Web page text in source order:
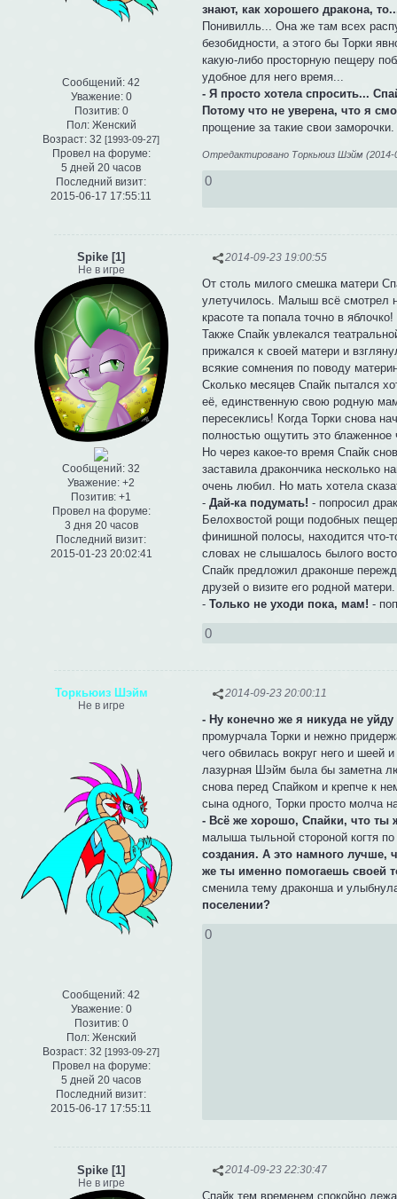
Сообщений: 42
Уважение: 0
Позитив: 0
Пол:Женский
Возраст: 32 [1993-09-27]
Провел на форуме:
5 дней 20 часов
Последний визит:
2015-06-17 17:55:11
знают, как хорошего дракона,
Понивилль... Она же там всех
безобидности, а этого бы Торки
какую-либо просторную пещеру
удобное для него время...
- Я просто хотела спросить...
Потому что не уверена, что я
прощение за такие свои заморочки.
Отредактировано Торкьюиз Шэйм (2014-
0
2014-09-23 19:00:55
Spike [1]
Не в игре
Сообщений: 32
Уважение: +2
Позитив: +1
Провел на форуме:
3 дня 20 часов
Последний визит:
2015-01-23 20:02:41
От столь милого смешка матери
улетучилось. Малыш всё смотрел
красоте та попала точно в
Также Спайк увлекался
прижался к своей матери и
всякие сомнения по поводу
Сколько месяцев Спайк пытался
её, единственную свою родную
пересеклись! Когда Торки снова
полностью ощутить это блаженное
Но через какое-то время Спайк
заставила дракончика несколько
очень любил. Но мать хотела
-Дай-ка подумать! - попросил
Белохвостой рощи подобных
финишной полосы, находится что-
словах не слышалось былого
Спайк предложил драконше
друзей о визите его родной
-Только не уходи пока, мам! -
0
2014-09-23 20:00:11
Торкьюиз Шэйм
Не в игре
Сообщений: 42
Уважение: 0
Позитив: 0
Пол:Женский
Возраст: 32 [1993-09-27]
Провел на форуме:
5 дней 20 часов
Последний визит:
2015-06-17 17:55:11
- Ну конечно же я никуда не
промурчала Торки и нежно
чего обвилась вокруг него и шеей
лазурная Шэйм была бы заметна
снова перед Спайком и крепче к
сына одного, Торки просто молча
- Всё же хорошо, Спайки, что
малыша тыльной стороной когтя
создания. А это намного лучше,
же ты именно помогаешь своей
сменила тему драконша и
поселении?
0
2014-09-23 22:30:47
Spike [1]
Не в игре
Спайк тем временем спокойно